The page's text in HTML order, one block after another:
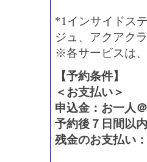
*1インサイドス
ジュ、アクアク
※各サービスは
【予約条件】
＜お支払い＞
申込金：お一人
予約後７日間以内
残金のお支払い